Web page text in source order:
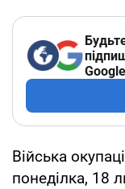
Google
Війська
понеділка, 18